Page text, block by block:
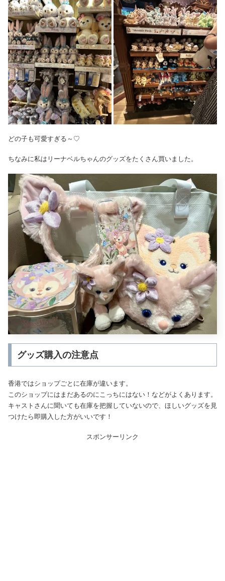
どの子も可愛すぎる～♡
ちなみに私はリーナベルちゃんのグッズをたくさん買いました。
グッズ購入の注意点
香港ではショップごとに在庫が違います。
このショップにはまだあるのにこっちにはない！などがよくあります。
キャストさんに聞いても在庫を把握していないので、ほしいグッズを見
つけたら即購入した方がいいです！
スポンサーリンク